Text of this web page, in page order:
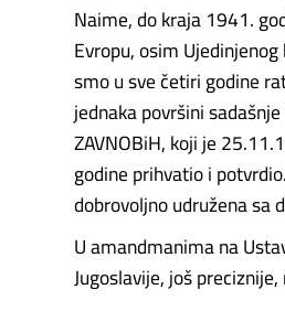
Naime, do kraja 1941.
Evropu, osim
smo u sve četiri godine
jednaka površini
ZAVNOBiH, koji je
godine prihvatio i
dobrovoljno udružena sa
U amandmanima na
Jugoslavije, još